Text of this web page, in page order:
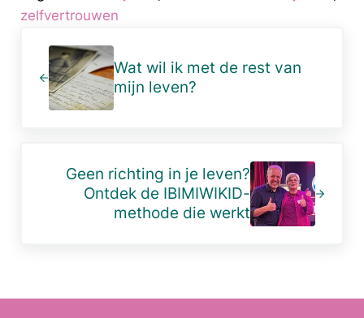
zelfvertrouwen
Wat wil ik met de rest van
mijn leven?
Geen richting in je leven?
Ontdek de IBIMIWIKID-
methode die werkt